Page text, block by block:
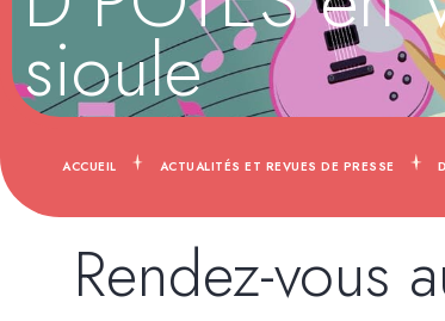
sioule
ACCUEIL ACTUALITÉS ET REVUES DE PRESSE
Rendez-vous